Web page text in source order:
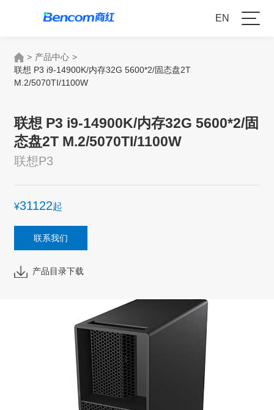
EN
> 产品中心 >
联想 P3 i9-14900K/内存32G 5600*2/固态盘2T
M.2/5070TI/1100W
联想 P3 i9-14900K/内存32G 5600*2/固
态盘2T M.2/5070TI/1100W
联想P3
¥31122起
联系我们
产品目录下载